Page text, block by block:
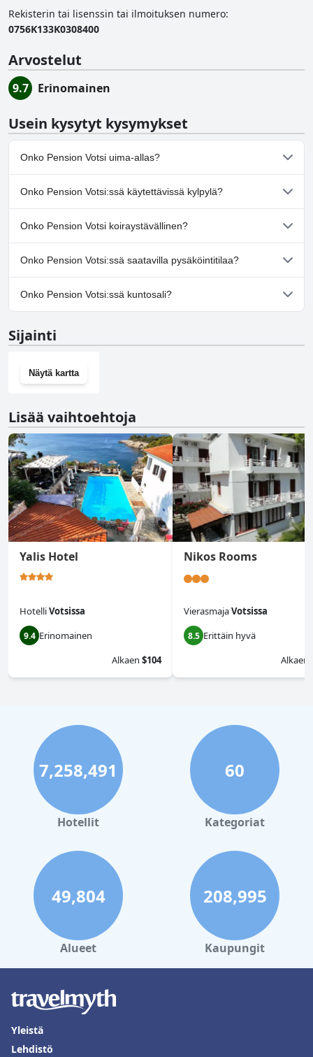
Rekisterin tai lisenssin tai ilmoituksen numero:
0756K133K0308400
Arvostelut
9.7 Erinomainen
Usein kysytyt kysymykset
Onko Pension Votsi uima-allas?
Ei, Pension Votsi ei ole uima-allasta.
Onko Pension Votsi:ssä käytettävissä kylpylä?
Ei, Pension Votsi ei tarjoa kylpylää.
Onko Pension Votsi koiraystävällinen?
Ei, Pension Votsi ei salli koiria.
Onko Pension Votsi:ssä saatavilla pysäköintitilaa?
Kyllä, Pension Votsi tarjoaa pysäköintimahdollisuuden.
Onko Pension Votsi:ssä kuntosali?
Sijainti
Näytä kartta
Lisää vaihtoehtoja
Yalis Hotel
HotelliVotsissa
9.4 Erinomainen
Alkaen $104
Nikos Rooms
VierasmajaVotsissa
8.5 Erittäin hyvä
Alkaen
7,258,491
Hotellit
60
Kategoriat
49,804
Alueet
208,995
Kaupungit
Yleistä
Lehdistö